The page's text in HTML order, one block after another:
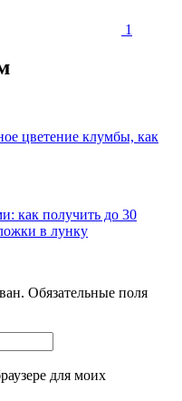
1
цветение клумбы, как
как получить до 30
в лунку
Обязательные поля
для моих